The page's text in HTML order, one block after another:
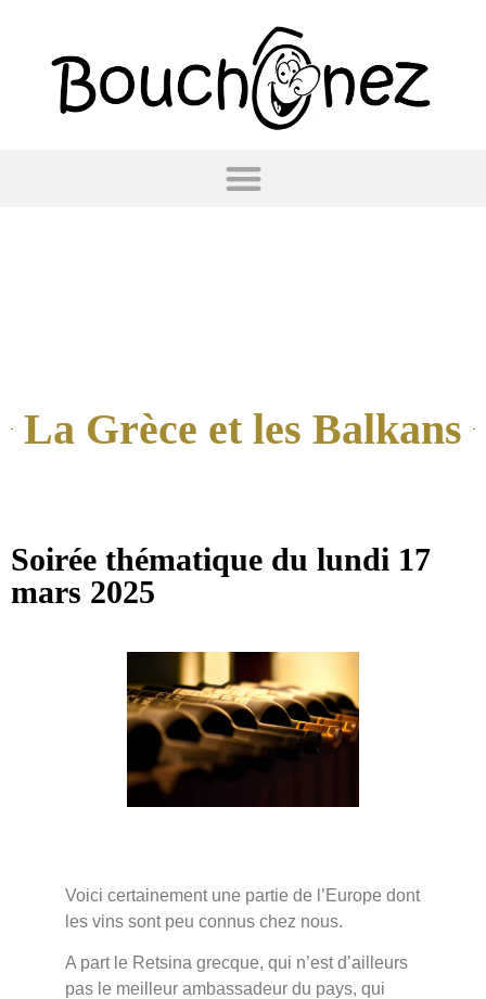
La Grèce et les Balkans
Soirée thématique du lundi 17
mars 2025
Voici certainement une partie de l’Europe dont
les vins sont peu connus chez nous.
A part le Retsina grecque, qui n’est d’ailleurs
pas le meilleur ambassadeur du pays, qui